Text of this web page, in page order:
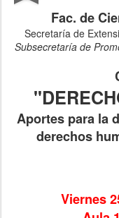
Fac. de
Secretaría de
Subsecretaría de
Aportes para la
derechos
Viernes